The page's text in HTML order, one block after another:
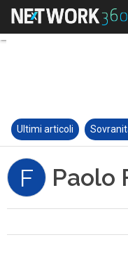
Ultimi articoli
F Paolo